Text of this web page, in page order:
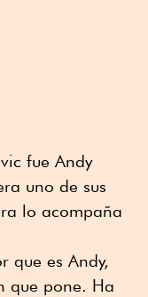
fue Andy
uno de sus
lo acompaña
que es Andy,
que pone. Ha